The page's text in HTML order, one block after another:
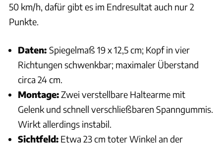
50 km/h, dafür gibt es im Endresultat auch nur 2
Punkte.
Daten: Spiegelmaß 19 x 12,5 cm; Kopf in vier
Richtungen schwenkbar; maximaler Überstand
circa 24 cm.
Montage:Zwei verstellbare Haltearme mit
Gelenk und schnell verschließbaren Spanngummis.
Wirkt allerdings instabil.
Sichtfeld: Etwa 23 cm toter Winkel an der